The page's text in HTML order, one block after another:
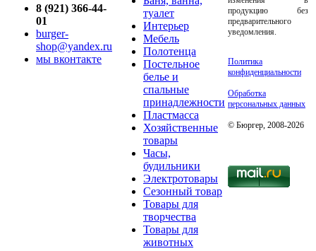
8 (921) 366-44-
01
burger-
shop@yandex.ru
мы вконтакте
туалет
Интерьер
Мебель
Полотенца
Постельное
белье и
спальные
принадлежности
Пластмасса
Хозяйственные
товары
Часы,
будильники
Электротовары
Сезонный товар
Товары для
творчества
Товары для
животных
продукцию без
предварительного
уведомления.
Политика
конфиденциальности
Обработка
персональных данных
© Бюргер, 2008-2026